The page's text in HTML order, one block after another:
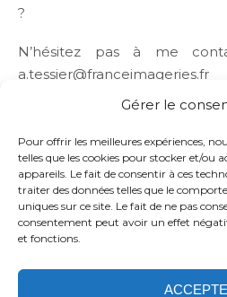
Gérer le
Pour offrir les meilleures expériences,
telles que les cookies pour stocker et/ou
appareils. Le fait de consentir à ces
traiter des données telles que le
uniques sur ce site. Le fait de ne pas
consentement peut avoir un effet
et fonctions.
?
N’hésitez pas à me
a.tessier@franceimageries.fr